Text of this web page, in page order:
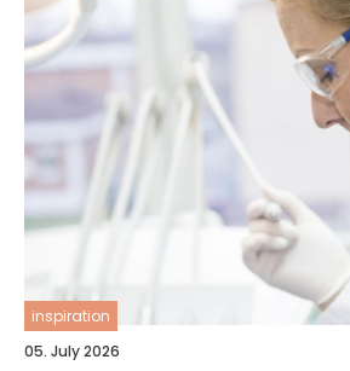
inspiration
05. July 2026